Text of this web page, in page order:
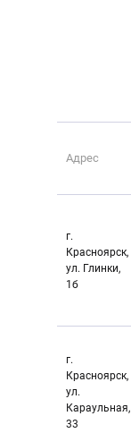
Адрес
г.
Красноярск,
ул. Глинки,
1б
г.
Красноярск,
ул.
Караульная,
33